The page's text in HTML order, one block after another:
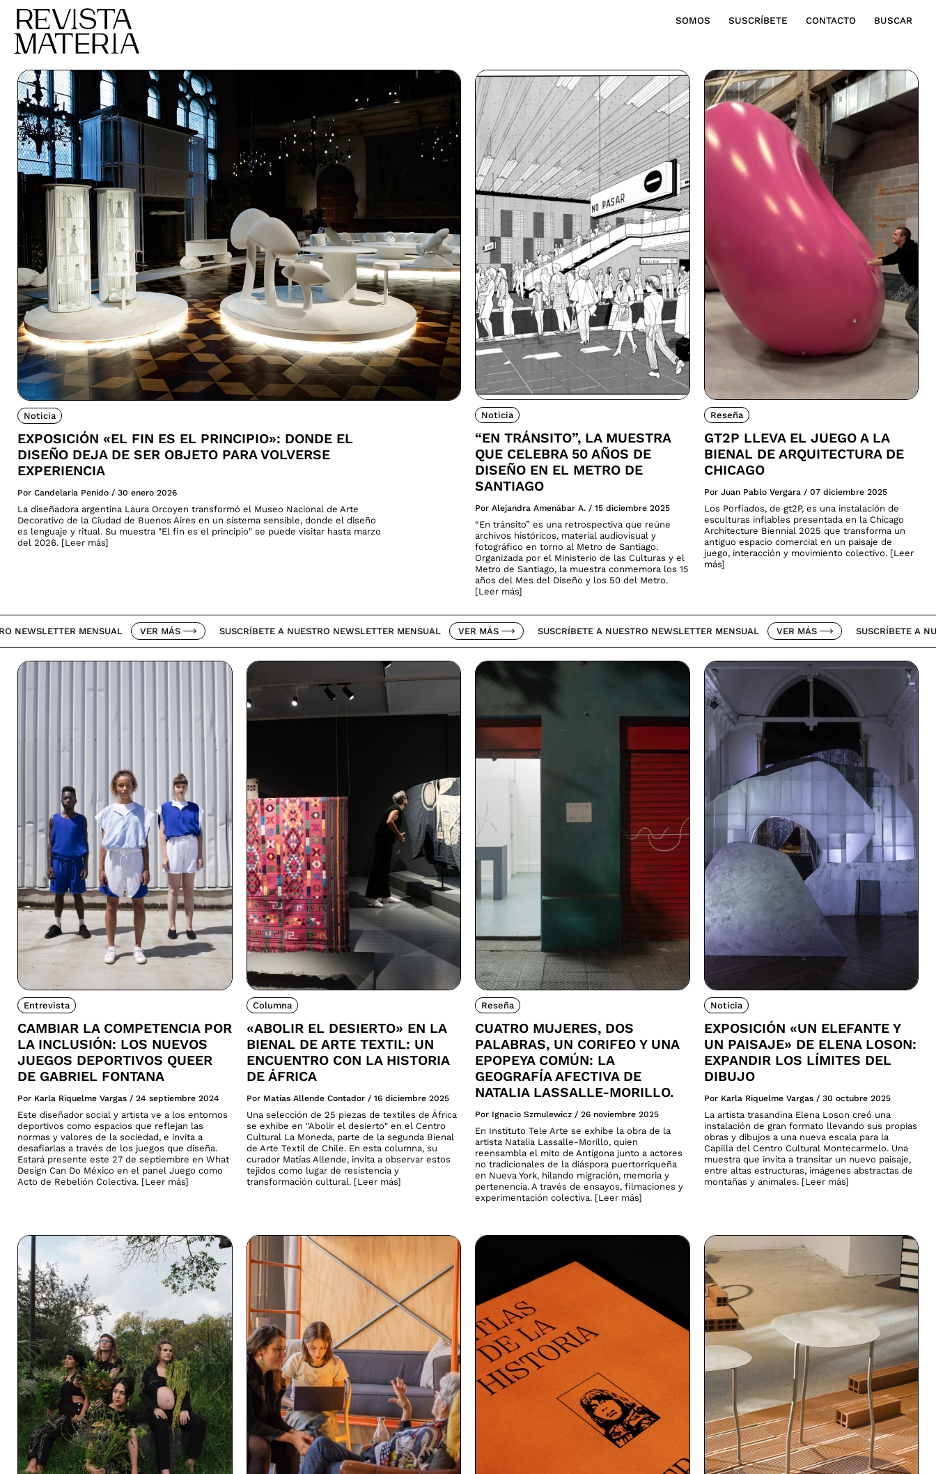
SOMOS SUSCRÍBETE CONTACTO BUSCAR
Noticia
EXPOSICIÓN «EL FIN ES EL PRINCIPIO»: DONDE EL
DISEÑO DEJA DE SER OBJETO PARA VOLVERSE
EXPERIENCIA
Por Candelaria Penido / 30 enero 2026
La diseñadora argentina Laura Orcoyen transformó el Museo Nacional de Arte
Decorativo de la Ciudad de Buenos Aires en un sistema sensible, donde el diseño
es lenguaje y ritual. Su muestra "El fin es el principio" se puede visitar hasta marzo
del 2026. [Leer más]
Noticia
“EN TRÁNSITO”, LA MUESTRA
QUE CELEBRA 50 AÑOS DE
DISEÑO EN EL METRO DE
SANTIAGO
Por Alejandra Amenábar A. / 15 diciembre 2025
“En tránsito” es una retrospectiva que reúne
archivos históricos, material audiovisual y
fotográfico en torno al Metro de Santiago.
Organizada por el Ministerio de las Culturas y el
Metro de Santiago, la muestra conmemora los 15
años del Mes del Diseño y los 50 del Metro.
[Leer más]
Reseña
GT2P LLEVA EL JUEGO A LA
BIENAL DE ARQUITECTURA DE
CHICAGO
Por Juan Pablo Vergara / 07 diciembre 2025
Los Porfiados, de gt2P, es una instalación de
esculturas inflables presentada en la Chicago
Architecture Biennial 2025 que transforma un
antiguo espacio comercial en un paisaje de
juego, interacción y movimiento colectivo. [Leer
más]
MENSUAL VER MÁS SUSCRÍBETE A NUESTRO NEWSLETTER MENSUAL VER MÁS SUSCRÍBETE A NUESTRO NEWSLETTER MENSUAL VER MÁS SUSCRÍBETE A NUESTRO
Entrevista
CAMBIAR LA COMPETENCIA POR
LA INCLUSIÓN: LOS NUEVOS
JUEGOS DEPORTIVOS QUEER
DE GABRIEL FONTANA
Por Karla Riquelme Vargas / 24 septiembre 2024
Este diseñador social y artista ve a los entornos
deportivos como espacios que reflejan las
normas y valores de la sociedad, e invita a
desafiarlas a través de los juegos que diseña.
Estará presente este 27 de septiembre en What
Design Can Do México en el panel Juego como
Acto de Rebelión Colectiva. [Leer más]
Columna
«ABOLIR EL DESIERTO» EN LA
BIENAL DE ARTE TEXTIL: UN
ENCUENTRO CON LA HISTORIA
DE ÁFRICA
Por Matías Allende Contador / 16 diciembre 2025
Una selección de 25 piezas de textiles de África
se exhibe en "Abolir el desierto" en el Centro
Cultural La Moneda, parte de la segunda Bienal
de Arte Textil de Chile. En esta columna, su
curador Matías Allende, invita a observar estos
tejidos como lugar de resistencia y
transformación cultural. [Leer más]
Reseña
CUATRO MUJERES, DOS
PALABRAS, UN CORIFEO Y UNA
EPOPEYA COMÚN: LA
GEOGRAFÍA AFECTIVA DE
NATALIA LASSALLE-MORILLO.
Por Ignacio Szmulewicz / 26 noviembre 2025
En Instituto Tele Arte se exhibe la obra de la
artista Natalia Lassalle-Morillo, quien
reensambla el mito de Antígona junto a actores
no tradicionales de la diáspora puertorriqueña
en Nueva York, hilando migración, memoria y
pertenencia. A través de ensayos, filmaciones y
experimentación colectiva. [Leer más]
Noticia
EXPOSICIÓN «UN ELEFANTE Y
UN PAISAJE» DE ELENA LOSON:
EXPANDIR LOS LÍMITES DEL
DIBUJO
Por Karla Riquelme Vargas / 30 octubre 2025
La artista trasandina Elena Loson creó una
instalación de gran formato llevando sus propias
obras y dibujos a una nueva escala para la
Capilla del Centro Cultural Montecarmelo. Una
muestra que invita a transitar un nuevo paisaje,
entre altas estructuras, imágenes abstractas de
montañas y animales. [Leer más]